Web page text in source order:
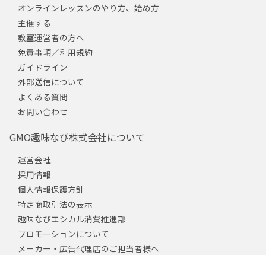
オンラインレッスンのやり方、始め方
主催する
教室運営者の方へ
免責事項／利用規約
ガイドライン
外部送信について
よくある質問
お問い合わせ
GMO趣味なび株式会社について
運営会社
採用情報
個人情報保護方針
特定商取引法の表示
趣味なびエシカル消費推進部
プロモーションについて
メーカー・広告代理店のご担当者様へ